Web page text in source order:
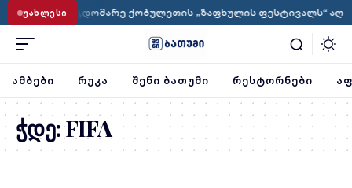
ᲣᲐᲮᲚᲔᲡᲘთავმჯდომარე ქობულეთის „ზაფხულის ფესტივალს“
ᲐᲛᲑᲔᲑᲘ ᲠᲣᲙᲐ ᲨᲔᲜᲘ ᲑᲐᲗᲣᲛᲘ ᲠᲔᲡᲢᲝᲠᲜᲔᲑᲘ
ჭდე:FIFA